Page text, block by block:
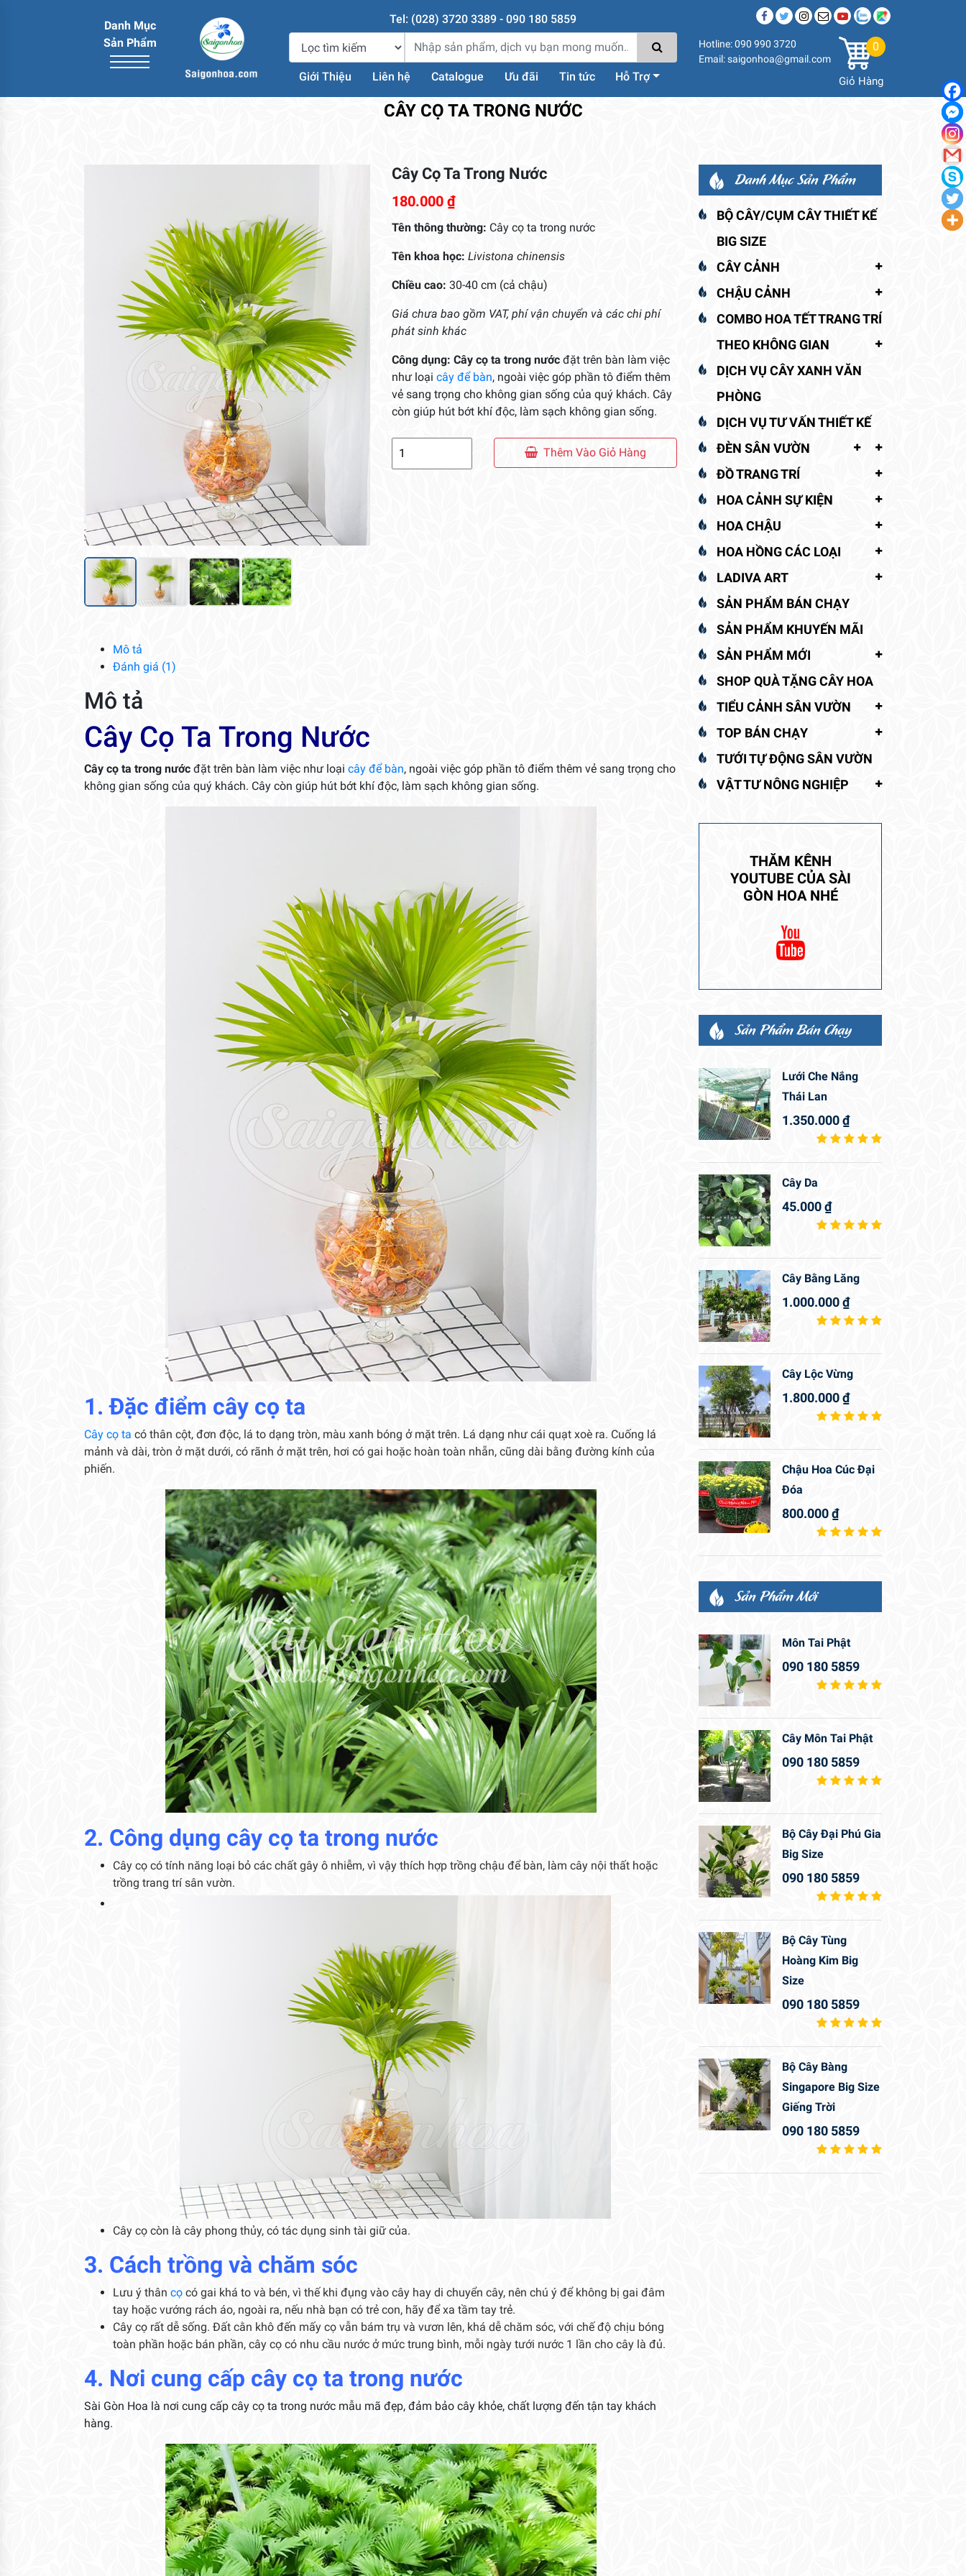
Danh Mục
Sản Phẩm
Tel: (028) 3720 3389 - 090 180 5859
Giới Thiệu Liên hệ Catalogue Ưu đãi Tin tức Hỗ Trợ
Hotline: 090 990 3720
Email: saigonhoa@gmail.com
0
Giỏ Hàng
CÂY CỌ TA TRONG NƯỚC
Cây Cọ Ta Trong Nước
180.000 ₫
Tên thông thường: Cây cọ ta trong nước
Tên khoa học: Livistona chinensis
Chiều cao: 30-40 cm (cả chậu)
Giá chưa bao gồm VAT, phí vận chuyển và các chi phí
phát sinh khác
Công dụng: Cây cọ ta trong nướcđặt trên bàn làm việc
như loại cây để bàn, ngoài việc góp phần tô điểm thêm
vẻ sang trọng cho không gian sống của quý khách. Cây
còn giúp hút bớt khí độc, làm sạch không gian sống.
Thêm Vào Giỏ Hàng
Mô tả
Đánh giá (1)
Mô tả
Cây Cọ Ta Trong Nước
Cây cọ ta trong nước đặt trên bàn làm việc như loại cây để bàn, ngoài việc góp phần tô điểm thêm vẻ sang trọng cho
không gian sống của quý khách. Cây còn giúp hút bớt khí độc, làm sạch không gian sống.
1. Đặc điểm cây cọ ta
Cây cọ ta có thân cột, đơn độc, lá to dạng tròn, màu xanh bóng ở mặt trên. Lá dạng như cái quạt xoè ra. Cuống lá
mảnh và dài, tròn ở mặt dưới, có rãnh ở mặt trên, hơi có gai hoặc hoàn toàn nhẵn, cũng dài bằng đường kính của
phiến.
2. Công dụng cây cọ ta trong nước
Cây cọ có tính năng loại bỏ các chất gây ô nhiễm, vì vậy thích hợp trồng chậu để bàn, làm cây nội thất hoặc
trồng trang trí sân vườn.
Cây cọ còn là cây phong thủy, có tác dụng sinh tài giữ của.
3. Cách trồng và chăm sóc
Lưu ý thân cọ có gai khá to và bén, vì thế khi đụng vào cây hay di chuyển cây, nên chú ý để không bị gai đâm
tay hoặc vướng rách áo, ngoài ra, nếu nhà bạn có trẻ con, hãy để xa tầm tay trẻ.
Cây cọ rất dễ sống. Đất cằn khô đến mấy cọ vẫn bám trụ và vươn lên, khá dễ chăm sóc, với chế độ chịu bóng
toàn phần hoặc bán phần, cây cọ có nhu cầu nước ở mức trung bình, mỗi ngày tưới nước 1 lần cho cây là đủ.
4. Nơi cung cấp cây cọ ta trong nước
Sài Gòn Hoa là nơi cung cấp cây cọ ta trong nước mẫu mã đẹp, đảm bảo cây khỏe, chất lượng đến tận tay khách
hàng.
Danh Mục Sản Phẩm
BỘ CÂY/CỤM CÂY THIẾT KẾ
BIG SIZE
CÂY CẢNH
CHẬU CẢNH
COMBO HOA TẾT TRANG TRÍ
THEO KHÔNG GIAN
DỊCH VỤ CÂY XANH VĂN
PHÒNG
DỊCH VỤ TƯ VẤN THIẾT KẾ
ĐÈN SÂN VƯỜN
ĐỒ TRANG TRÍ
HOA CẢNH SỰ KIỆN
HOA CHẬU
HOA HỒNG CÁC LOẠI
LADIVA ART
SẢN PHẨM BÁN CHẠY
SẢN PHẨM KHUYẾN MÃI
SẢN PHẨM MỚI
SHOP QUÀ TẶNG CÂY HOA
TIỂU CẢNH SÂN VƯỜN
TOP BÁN CHẠY
TƯỚI TỰ ĐỘNG SÂN VƯỜN
VẬT TƯ NÔNG NGHIỆP
THĂM KÊNH
YOUTUBE CỦA SÀI
GÒN HOA NHÉ
Sản Phẩm Bán Chạy
Lưới Che Nắng
Thái Lan
1.350.000₫
Cây Da
45.000₫
Cây Bằng Lăng
1.000.000₫
Cây Lộc Vừng
1.800.000₫
Chậu Hoa Cúc Đại
Đóa
800.000₫
Sản Phẩm Mới
Môn Tai Phật
090 180 5859
Cây Môn Tai Phật
090 180 5859
Bộ Cây Đại Phú Gia
Big Size
090 180 5859
Bộ Cây Tùng
Hoàng Kim Big
Size
090 180 5859
Bộ Cây Bàng
Singapore Big Size
Giếng Trời
090 180 5859